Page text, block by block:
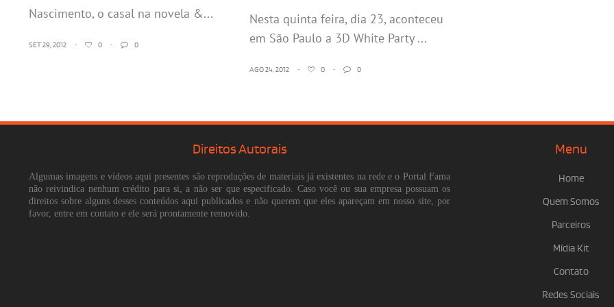
Nascimento, o casal na novela &...
SET 29, 2012 • 0 • 0
Nesta quinta feira, dia 23, aconteceu
em São Paulo a 3D White Party ...
AGO 24, 2012 • 0 • 0
Direitos Autorais
Algumas imagens e vídeos aqui presentes são reproduções de materiais já existentes na rede e o Portal Fama
não reivindica nenhum crédito para si, a não ser que especificado. Caso você ou sua empresa possuam os
direitos sobre alguns desses conteúdos aqui publicados e não querem que eles apareçam em nosso site, por
favor, entre em contato e ele será prontamente removido.
Menu
Home
Quem Somos
Parceiros
Mídia Kit
Contato
Redes Sociais